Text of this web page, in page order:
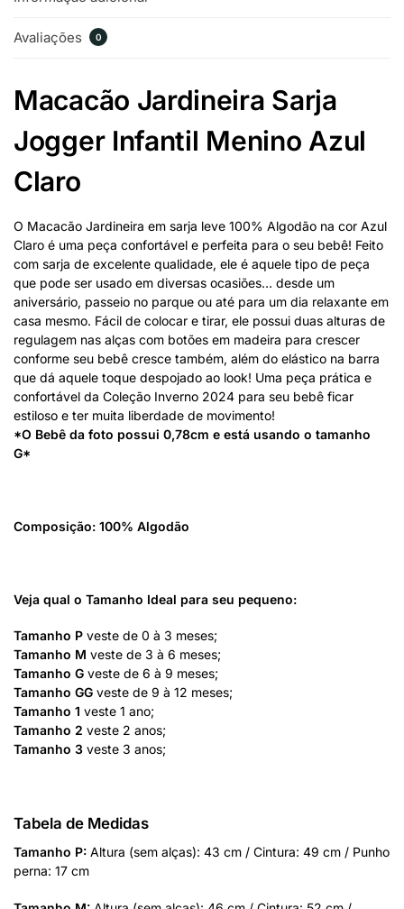
Avaliações 0
Macacão Jardineira Sarja
Jogger Infantil Menino Azul
Claro
O Macacão Jardineira em sarja leve 100% Algodão na cor Azul
Claro é uma peça confortável e perfeita para o seu bebê! Feito
com sarja de excelente qualidade, ele é aquele tipo de peça
que pode ser usado em diversas ocasiões… desde um
aniversário, passeio no parque ou até para um dia relaxante em
casa mesmo. Fácil de colocar e tirar, ele possui duas alturas de
regulagem nas alças com botões em madeira para crescer
conforme seu bebê cresce também, além do elástico na barra
que dá aquele toque despojado ao look! Uma peça prática e
confortável da Coleção Inverno 2024 para seu bebê ficar
estiloso e ter muita liberdade de movimento!
*O Bebê da foto possui 0,78cm e está usando o tamanho
G*
Composição: 100% Algodão
Veja qual o Tamanho Ideal para seu pequeno:
Tamanho P veste de 0 à 3 meses;
Tamanho M veste de 3 à 6 meses;
Tamanho G veste de 6 à 9 meses;
Tamanho GG veste de 9 à 12 meses;
Tamanho 1 veste 1 ano;
Tamanho 2 veste 2 anos;
Tamanho 3 veste 3 anos;
Tabela de Medidas
Tamanho P: Altura (sem alças): 43 cm / Cintura: 49 cm / Punho
perna: 17 cm